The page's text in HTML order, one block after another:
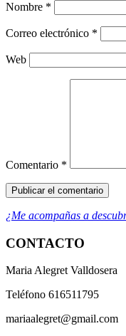
Nombre *
Correo electrónico *
Web
Comentario *
¿Me acompañas a
CONTACTO
Maria Alegret Valldosera
Teléfono 616511795
mariaalegret@gmail.com